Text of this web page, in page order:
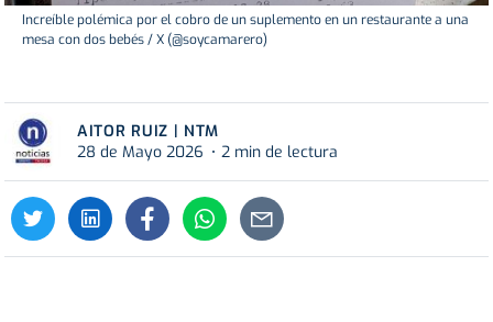
Increíble polémica por el cobro de un suplemento en un restaurante a una
mesa con dos bebés / X (@soycamarero)
AITOR RUIZ | NTM
28 de Mayo 2026
2 min de lectura